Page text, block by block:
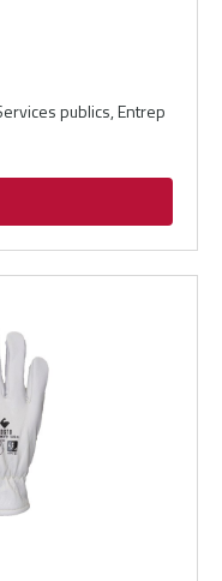
publics, Entrep